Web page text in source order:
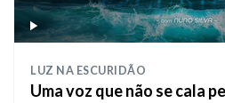
LUZ NA ESCURIDÃO
Uma voz que não se cala